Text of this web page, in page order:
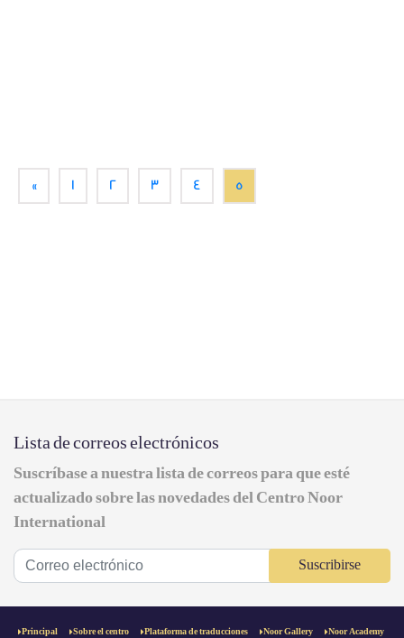
« 1 2 3 4 5
Lista de correos electrónicos
Suscríbase a nuestra lista de correos para que esté
actualizado sobre las novedades del Centro Noor
International
Suscribirse
Principal Sobre el centro Plataforma de traducciones Noor Gallery Noor Academy